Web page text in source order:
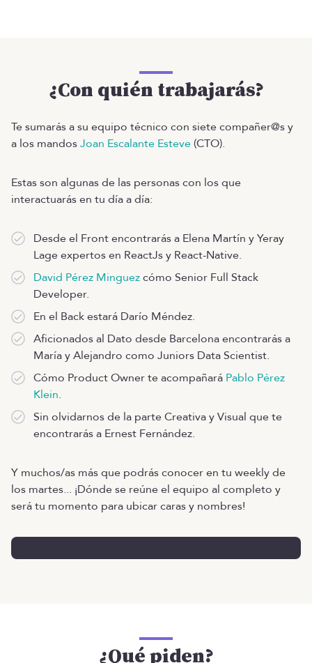
¿Con quién trabajarás?
Te sumarás a su equipo técnico con siete compañer@s y
a los mandosJoan Escalante Esteve (CTO).
Estas son algunas de las personas con los que
interactuarás en tu día a día:
Desde el Front encontrarás a Elena Martín y Yeray
Lage expertos en ReactJs y React-Native.
David Pérez Minguezcómo Senior Full Stack
Developer.
En el Back estará Darío Méndez.
Aficionados al Dato desde Barcelona encontrarás a
María y Alejandro como Juniors Data Scientist.
Cómo Product Owner te acompañará Pablo Pérez
Klein.
Sin olvidarnos de la parte Creativa y Visual que te
encontrarás a Ernest Fernández.
Y muchos/as más que podrás conocer en tu weekly de
los martes... ¡Dónde se reúne el equipo al completo y
será tu momento para ubicar caras y nombres!
¿Qué piden?